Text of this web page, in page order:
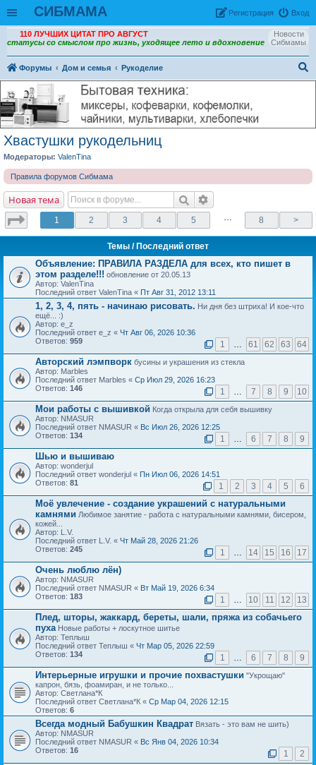
СИБМАМА Вход
Рeгиcтpaция
Новости
Сибмамы
110 ЛУЧШИХ ЦИТАТ ПРО АВГУСТ
статусы со смыслом про жизнь, уходящее лето и вдохновение
Форумы Дом и семья
Рукоделие
Хвастушки рукодельниц
Модераторы: ValenTina
Правила форумов Сибмама
Новая тема
1 2 3 4 5 … 8 >
Темы / Последний ответ
Объявление: ПРАВИЛА РАЗДЕЛА для всех, кто пишет в
этом разделе!!! обновление от 20.05.13
Автор: ValenTina
Последний ответ ValenTina « Пт Авг 31, 2012 13:11
1, 2, 3, 4, пять - начинаю рисовать. Ни дня без штриха! И кое-что
ещё... :)
Автор: e_z
Последний ответ e_z « Чт Авг 06, 2026 10:36
Ответов: 959 1 … 61 62 63 64
Авторский лэмпворк бусины и украшения из стекла
Автор: Marbles
Последний ответ Marbles « Ср Июл 29, 2026 16:23
Ответов: 146 1 … 7 8 9 10
Мои работы с вышивкой Когда открыла для себя вышивку
Автор: NMASUR
Последний ответ NMASUR « Вс Июл 26, 2026 12:25
Ответов: 134 1 … 6 7 8 9
Шью и вышиваю
Автор: wonderjul
Последний ответ wonderjul « Пн Июл 06, 2026 14:51
Ответов: 81 1 2 3 4 5 6
Моё увлечение - создание украшений с натуральными
камнями Любимое занятие - работа с натуральными камнями, бисером,
кожей...
Автор: L.V.
Последний ответ L.V. « Чт Май 28, 2026 21:26
Ответов: 245 1 … 14 15 16 17
Очень люблю лён)
Автор: NMASUR
Последний ответ NMASUR « Вт Май 19, 2026 6:34
Ответов: 183 1 … 10 11 12 13
Плед, шторы, жаккард, береты, шали, пряжа из собачьего
пуха Новые работы + лоскутное шитье
Автор: Теплыш
Последний ответ Теплыш « Чт Мар 05, 2026 22:59
Ответов: 134 1 … 6 7 8 9
Интерьерные игрушки и прочие похвастушки "Укрощаю"
капрон, бязь, фоамиран, и не только...
Автор: Светлана*К
Последний ответ Светлана*К « Ср Мар 04, 2026 12:15
Ответов: 6
Всегда модный Бабушкин Квадрат Вязать - это вам не шить)
Автор: NMASUR
Последний ответ NMASUR « Вс Янв 04, 2026 10:34
Ответов: 16 1 2